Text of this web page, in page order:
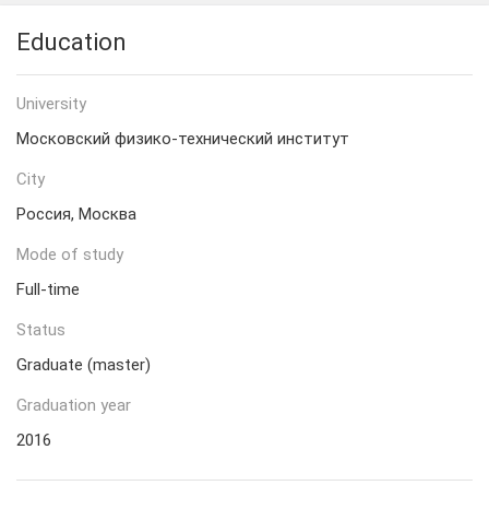
Education
University
Московский физико-технический институт
City
Россия, Москва
Mode of study
Full-time
Status
Graduate (master)
Graduation year
2016